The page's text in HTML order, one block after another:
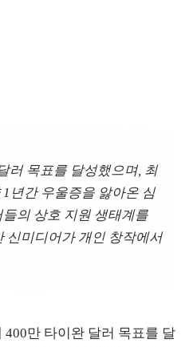
러 목표를 달성했으며, 최
년간 우울증을 앓아온 심
의 상호 지원 생태계를
신미디어가 개인 창작에서
만 타이완 달러 목표를 달